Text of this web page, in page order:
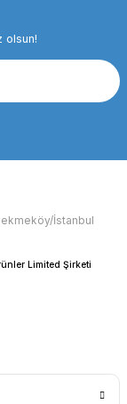
olsun!
İstanbul
Limited Şirketi